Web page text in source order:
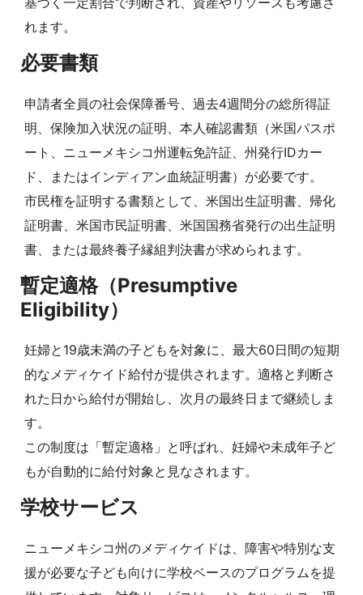
れます。
必要書類
申請者全員の社会保障番号、過去4週間分の総所得証
明、保険加入状況の証明、本人確認書類（米国パスポ
ート、ニューメキシコ州運転免許証、州発行IDカー
ド、またはインディアン血統証明書）が必要です。
市民権を証明する書類として、米国出生証明書、帰化
証明書、米国市民証明書、米国国務省発行の出生証明
書、または最終養子縁組判決書が求められます。
暫定適格（Presumptive
Eligibility）
妊婦と19歳未満の子どもを対象に、最大60日間の短期
的なメディケイド給付が提供されます。適格と判断さ
れた日から給付が開始し、次月の最終日まで継続しま
す。
この制度は「暫定適格」と呼ばれ、妊婦や未成年子ど
もが自動的に給付対象と見なされます。
学校サービス
ニューメキシコ州のメディケイドは、障害や特別な支
援が必要な子ども向けに学校ベースのプログラムを提